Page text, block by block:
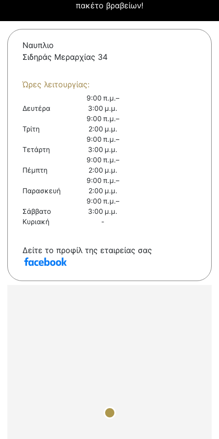
πακέτο βραβείων!
Ναυπλιο
Σιδηράς Μεραρχίας 34
Ώρες λειτουργίας:
Δευτέρα
9:00 π.μ.–
3:00 μ.μ.
Τρίτη
9:00 π.μ.–
2:00 μ.μ.
Τετάρτη
9:00 π.μ.–
3:00 μ.μ.
Πέμπτη
9:00 π.μ.–
2:00 μ.μ.
Παρασκευή
9:00 π.μ.–
2:00 μ.μ.
Σάββατο
9:00 π.μ.–
3:00 μ.μ.
Κυριακή
-
Δείτε το προφίλ της εταιρείας σας